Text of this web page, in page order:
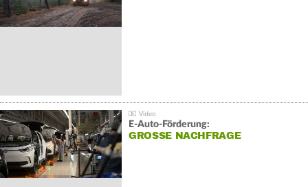
E-Auto-Förderung:
GROSSE NACHFRAGE